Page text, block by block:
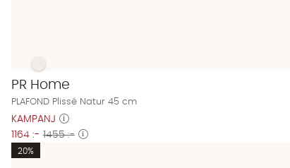
PLAFOND Plissé Natur 45 cm Finns även i dessa färger:
PLAFOND Plissé Natur 45 cm
PR Home
PLAFOND Plissé Natur 45 cm
KAMPANJ
1164 :- 1455 :-
20%